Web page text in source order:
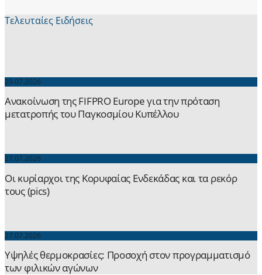
Τελευταίες Ειδήσεις
29.07.2026
Ανακοίνωση της FIFPRO Europe για την πρόταση
μετατροπής του Παγκοσμίου Κυπέλλου
27.07.2026
Οι κυρίαρχοι της Κορυφαίας Ενδεκάδας και τα ρεκόρ
τους (pics)
27.07.2026
Yψηλές θερμοκρασίες: Προσοχή στον προγραμματισμό
των φιλικών αγώνων